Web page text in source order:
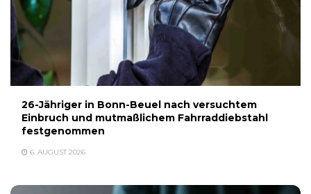
26-Jähriger in Bonn-Beuel nach versuchtem
Einbruch und mutmaßlichem Fahrraddiebstahl
festgenommen
6. AUGUST 2026